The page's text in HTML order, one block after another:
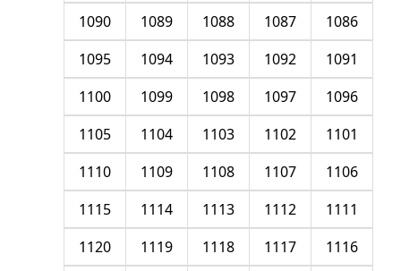
1086
1087
1088
1089
1090
1091
1092
1093
1094
1095
1096
1097
1098
1099
1100
1101
1102
1103
1104
1105
1106
1107
1108
1109
1110
1111
1112
1113
1114
1115
1116
1117
1118
1119
1120